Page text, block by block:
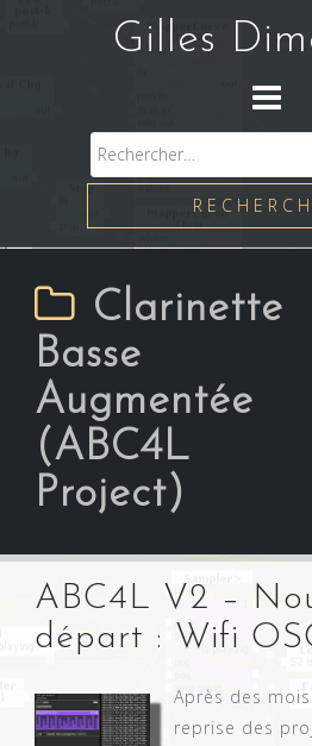
Gilles
Rechercher :
Clarinette
Basse
Augmentée
(ABC4L
Project)
ABC4L V2 –
départ : Wifi
Après des
reprise des